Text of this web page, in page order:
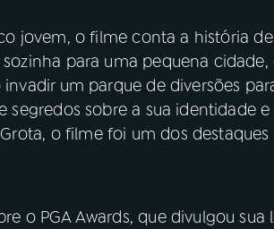
jovem, o filme conta a história
para uma pequena
um parque de diversões
segredos sobre a sua identidade
o filme foi um dos destaques
o PGA Awards, que divulgou